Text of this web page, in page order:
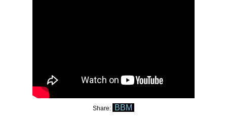
Share: BBM